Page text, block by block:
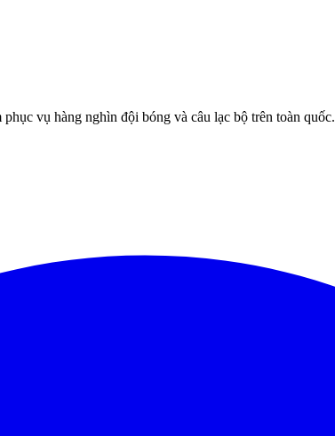
vụ hàng nghìn đội bóng và câu lạc bộ trên toàn quốc.